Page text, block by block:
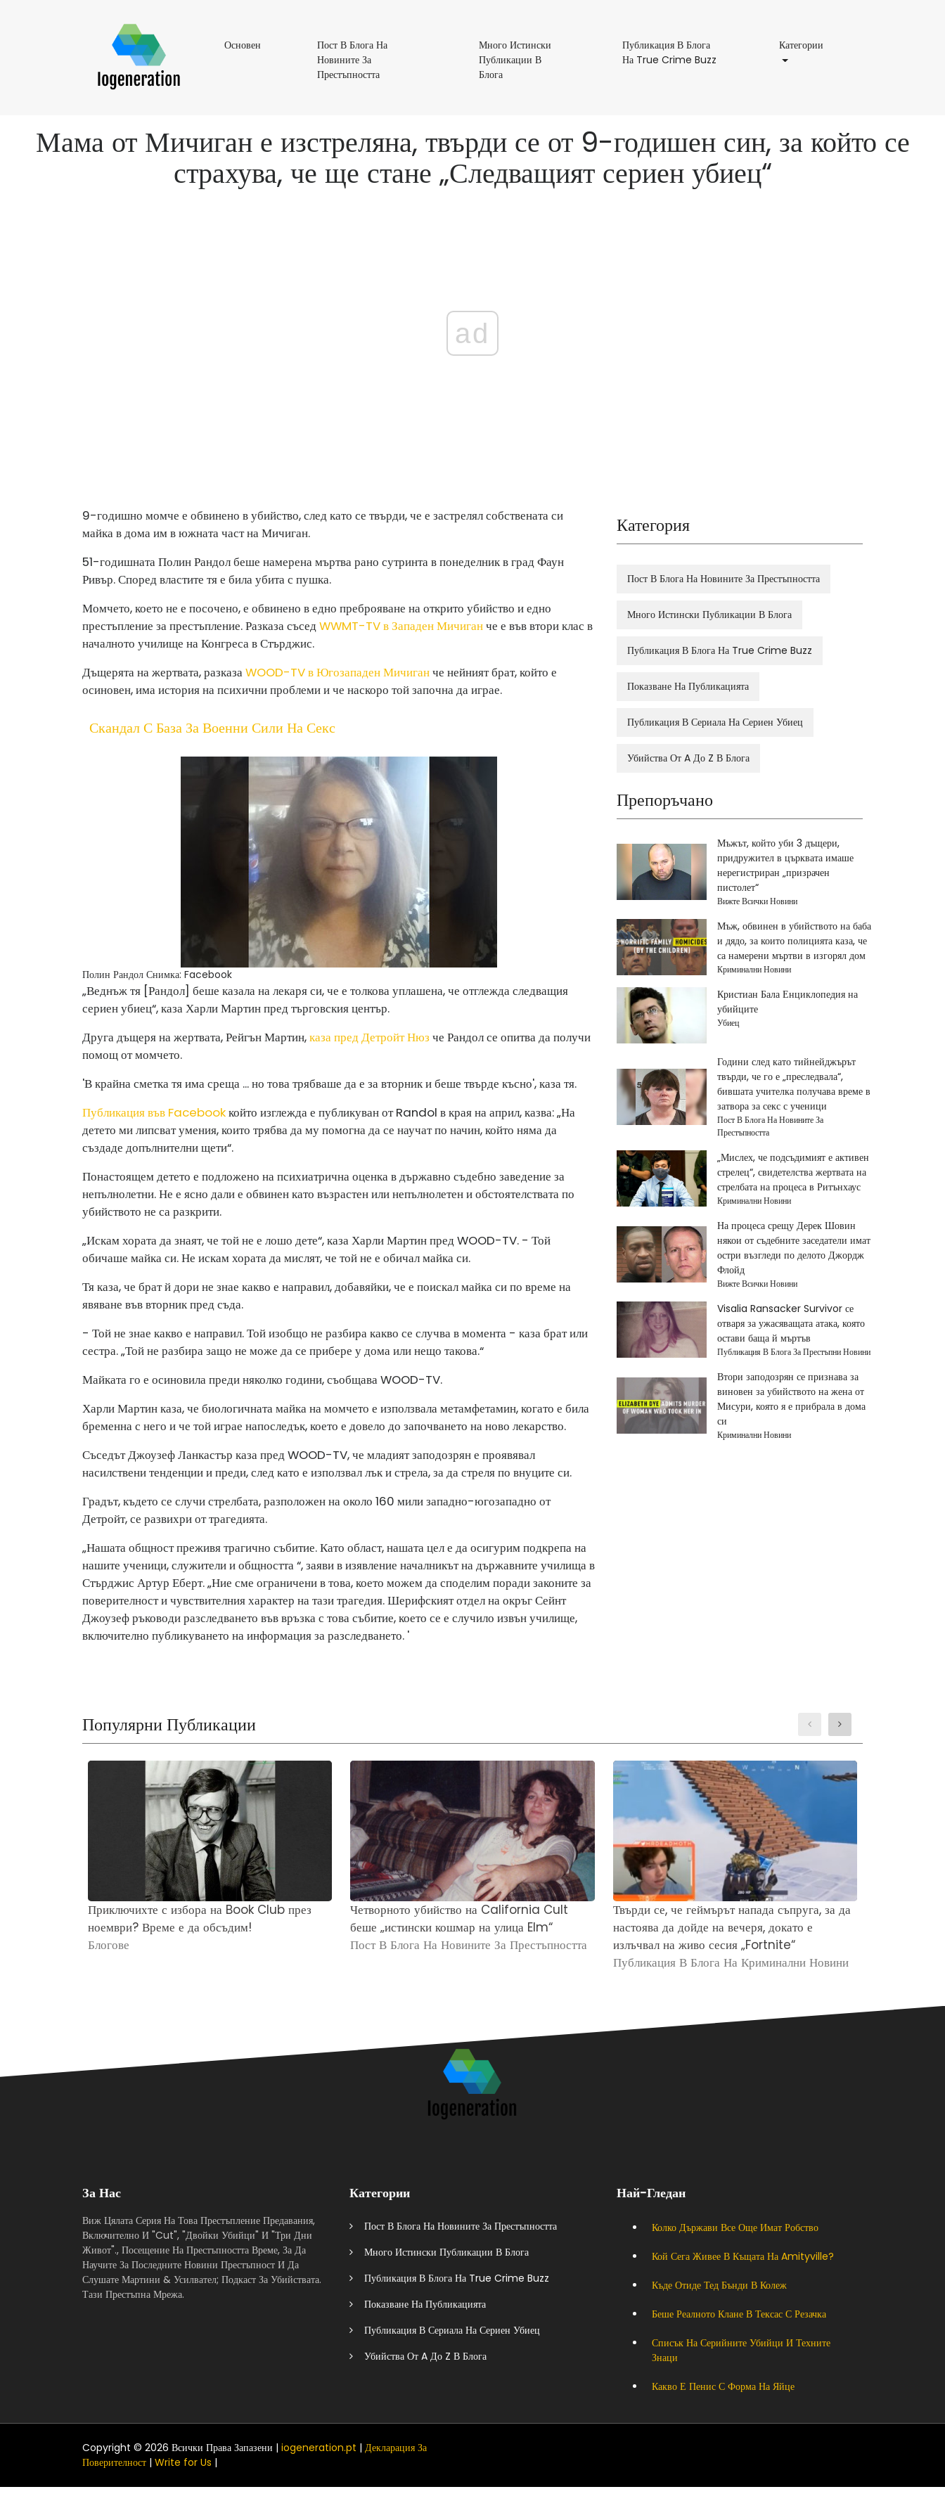
ОсновенОсновен
Пост В Блога На
Новините За
ПрестъпносттаПост
За
Много Истински
Публикации В
БлогаМного
Публикация В Блога
На True Crime Buzz
Buzz
Категории
Мама от Мичиган е изстреляна, твърди се от 9-годишен син, за който се
страхува, че ще стане „Следващият сериен убиец“
ad
9-годишно момче е обвинено в убийство, след като се твърди, че е застрелял собствената си
майка в дома им в южната част на Мичиган.
51-годишната Полин Рандол беше намерена мъртва рано сутринта в понеделник в град Фаун
Ривър. Според властите тя е била убита с пушка.
Момчето, което не е посочено, е обвинено в едно преброяване на открито убийство и едно
престъпление за престъпление. Разказа съседWWMT-TV в Западен Мичиганче е във втори клас в
началното училище на Конгреса в Стърджис.
Дъщерята на жертвата, разказаWOOD-TV в Югозападен Мичиганче нейният брат, който е
осиновен, има история на психични проблеми и че наскоро той започна да играе.
Скандал С База За Военни Сили На Секс
Полин Рандол Снимка: Facebook
„Веднъж тя [Рандол] беше казала на лекаря си, че е толкова уплашена, че отглежда следващия
сериен убиец“, каза Харли Мартин пред търговския център.
Друга дъщеря на жертвата, Рейгън Мартин,каза пред Детройт Нюз че Рандол се опитва да получи
помощ от момчето.
'В крайна сметка тя има среща ... но това трябваше да е за вторник и беше твърде късно', каза тя.
Публикация във Facebookкойто изглежда е публикуван от Randol в края на април, казва: „На
детето ми липсват умения, които трябва да му помогна да се научат по начин, който няма да
създаде допълнителни щети“.
Понастоящем детето е подложено на психиатрична оценка в държавно съдебно заведение за
непълнолетни. Не е ясно дали е обвинен като възрастен или непълнолетен и обстоятелствата по
убийството не са разкрити.
„Искам хората да знаят, че той не е лошо дете“, каза Харли Мартин пред WOOD-TV. - Той
обичаше майка си. Не искам хората да мислят, че той не е обичал майка си.
Тя каза, че брат й дори не знае какво е направил, добавяйки, че е поискал майка си по време на
явяване във вторник пред съда.
- Той не знае какво е направил. Той изобщо не разбира какво се случва в момента - каза брат или
сестра. „Той не разбира защо не може да се прибере у дома или нещо такова.“
Майката го е осиновила преди няколко години, съобщава WOOD-TV.
Харли Мартин каза, че биологичната майка на момчето е използвала метамфетамин, когато е била
бременна с него и че той играе напоследък, което е довело до започването на ново лекарство.
Съседът Джоузеф Ланкастър каза пред WOOD-TV, че младият заподозрян е проявявал
насилствени тенденции и преди, след като е използвал лък и стрела, за да стреля по внуците си.
Градът, където се случи стрелбата, разположен на около 160 мили западно-югозападно от
Детройт, се развихри от трагедията.
„Нашата общност преживя трагично събитие. Като област, нашата цел е да осигурим подкрепа на
нашите ученици, служители и общността “, заяви в изявление началникът на държавните училища в
Стърджис Артур Еберт. „Ние сме ограничени в това, което можем да споделим поради законите за
поверителност и чувствителния характер на тази трагедия. Шерифският отдел на окръг Сейнт
Джоузеф ръководи разследването във връзка с това събитие, което се е случило извън училище,
включително публикуването на информация за разследването. '
Категория
Пост В Блога На Новините За Престъпността
Много Истински Публикации В Блога
Публикация В Блога На True Crime Buzz
Показване На Публикацията
Публикация В Сериала На Сериен Убиец
Убийства От A До Z В Блога
Препоръчано
Мъжът, който уби 3 дъщери,
придружител в църквата имаше
нерегистриран „призрачен
пистолет“
Вижте Всички Новини
Мъж, обвинен в убийството на баба
и дядо, за които полицията каза, че
са намерени мъртви в изгорял дом
Криминални Новини
Кристиан Бала Енциклопедия на
убийците
Убиец
Години след като тийнейджърът
твърди, че го е „преследвала“,
бившата учителка получава време в
затвора за секс с ученици
Пост В Блога На Новините За
Престъпността
„Мислех, че подсъдимият е активен
стрелец“, свидетелства жертвата на
стрелбата на процеса в Ритънхаус
Криминални Новини
На процеса срещу Дерек Шовин
някои от съдебните заседатели имат
остри възгледи по делото Джордж
Флойд
Вижте Всички Новини
Visalia Ransacker Survivor се
отваря за ужасяващата атака, която
остави баща й мъртъв
Публикация В Блога За Престъпни Новини
Втори заподозрян се признава за
виновен за убийството на жена от
Мисури, която я е прибрала в дома
си
Криминални Новини
Популярни Публикации
Приключихте с избора на Book Club през
ноември? Време е да обсъдим!
Блогове
Четворното убийство на California Cult
беше „истински кошмар на улица Elm“
Пост В Блога На Новините За Престъпността
Твърди се, че геймърът напада съпруга, за да
настоява да дойде на вечеря, докато е
излъчвал на живо сесия „Fortnite“
Публикация В Блога На Криминални Новини
За Нас
Виж Цялата Серия На Това Престъпление Предавания,
Включително И "Cut", "Двойки Убийци" И "Три Дни
Живот"., Посещение На Престъпността Време, За Да
Научите За Последните Новини Престъпност И Да
Слушате Мартини & Усилвател; Подкаст За Убийствата.
Тази Престъпна Мрежа.
Категории
Пост В Блога На Новините За Престъпността
Много Истински Публикации В Блога
Публикация В Блога На True Crime Buzz
Показване На Публикацията
Публикация В Сериала На Сериен Убиец
Убийства От A До Z В Блога
Най-Гледан
Колко Държави Все Още Имат Робство
Кой Сега Живее В Къщата На Amityville?
Къде Отиде Тед Бънди В Колеж
Беше Реалното Клане В Тексас С Резачка
Списък На Серийните Убийци И Техните
Знаци
Какво Е Пенис С Форма На Яйце
Copyright © 2026 Всички Права Запазени | iogeneration.pt | Декларация За
Поверителност | Write for Us |